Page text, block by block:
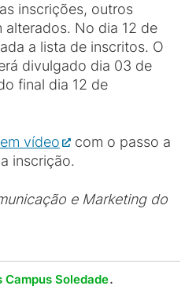
inscrições, outros
alterados. No dia 12 de
a lista de inscritos. O
divulgado dia 03 de
final dia 12 de
vídeo
com o passo a
inscrição.
e Marketing do
Campus Soledade.